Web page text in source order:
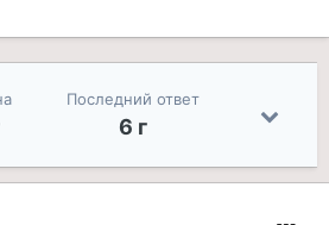
Последний ответ
6 г